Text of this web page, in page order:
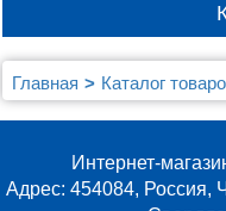
Главная Каталог
Интернет-
Адрес: 454084, Россия,